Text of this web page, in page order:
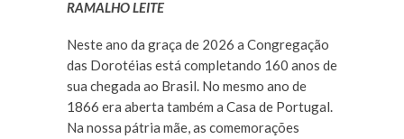
RAMALHO LEITE
Neste ano da graça de 2026 a Congregação
das Dorotéias está completando 160 anos de
sua chegada ao Brasil. No mesmo ano de
1866 era aberta também a Casa de Portugal.
Na nossa pátria mãe, as comemorações